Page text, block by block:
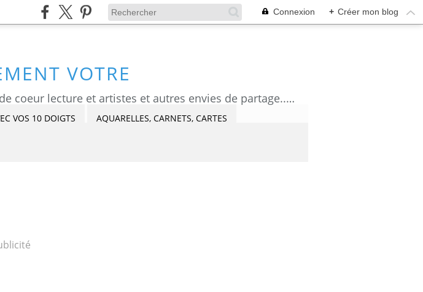
Connexion + Créer mon blog
VOTRE
découvrez mes aquarelles, mes tutoriels, mes coups de coeur lecture et artistes et autres envies de partage....Céline Castaingt-T.
VOS 10 DOIGTS AQUARELLES, CARNETS, CARTES